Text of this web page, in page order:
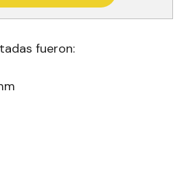
fueron: